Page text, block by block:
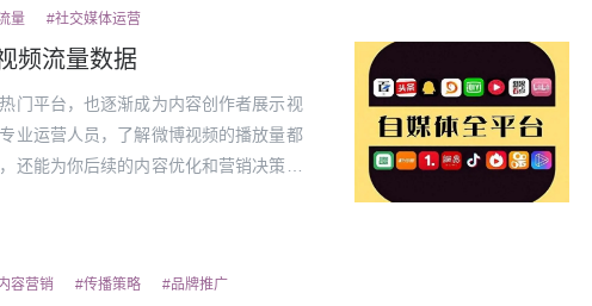
量 #社交媒体运营
频流量数据
门平台，也逐渐成为内容创作者展示视
业运营人员，了解微博视频的播放量都
还能为你后续的内容优化和营销决策提
需要明确一个问题：为什么微博播放量
容营销 #传播策略 #品牌推广